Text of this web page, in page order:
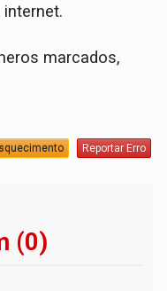
marcados,
Reportar Erro
(0)